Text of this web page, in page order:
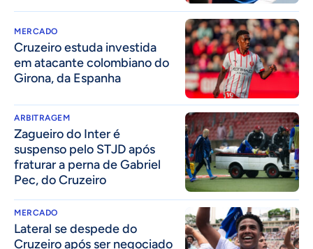
MERCADO
Cruzeiro estuda investida
em atacante colombiano do
Girona, da Espanha
ARBITRAGEM
Zagueiro do Inter é
suspenso pelo STJD após
fraturar a perna de Gabriel
Pec, do Cruzeiro
MERCADO
Lateral se despede do
Cruzeiro após ser negociado